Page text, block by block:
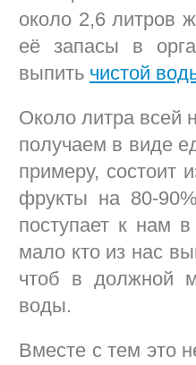
около 2,6 литров
её запасы в
выпить чистой
Около литра всей
получаем в виде
примеру,
фрукты на 80-
поступает к нам
мало кто из нас
чтоб в должной
воды.
Вместе с тем это